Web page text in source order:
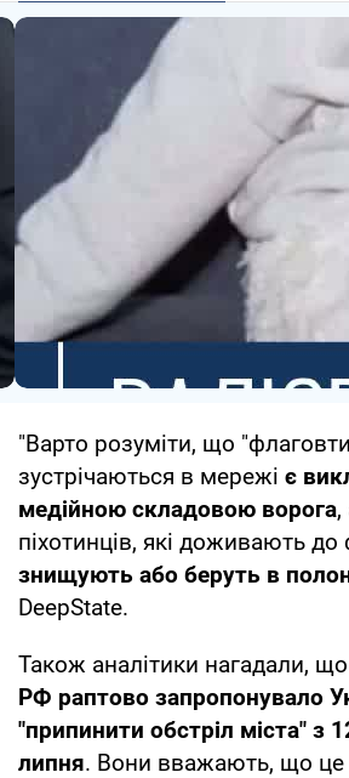
"Варто розуміти, що
зустрічаються в мережі є
медійною складовою ворога,
піхотинців, які доживають до
знищують або беруть в
DeepState.
Також аналітики нагадали, що
РФ раптово запропонувало
"припинити обстріл міста" з
липня. Вони вважають, що це